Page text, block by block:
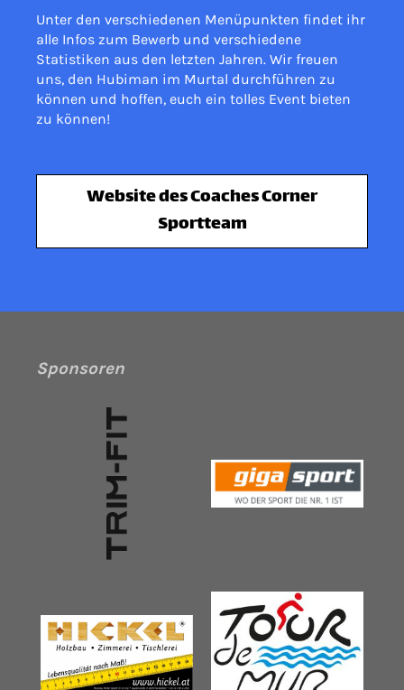
Unter den verschiedenen Menüpunkten findet ihr
alle Infos zum Bewerb und verschiedene
Statistiken aus den letzten Jahren. Wir freuen
uns, den Hubiman im Murtal durchführen zu
können und hoffen, euch ein tolles Event bieten
zu können!
Website des Coaches Corner
Sportteam
Sponsoren